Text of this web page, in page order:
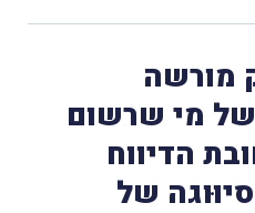
מורשה
מי שרשום
הדיווח
של